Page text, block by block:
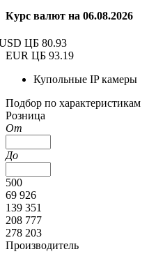
Курс валют на 06.08.2026
ЦБ 80.93
EUR ЦБ 93.19
Купольные IP камеры
Подбор по характеристикам
Розница
От
До
500
69 926
139 351
208 777
278 203
Производитель